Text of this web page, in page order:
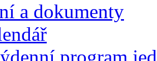
a dokumenty